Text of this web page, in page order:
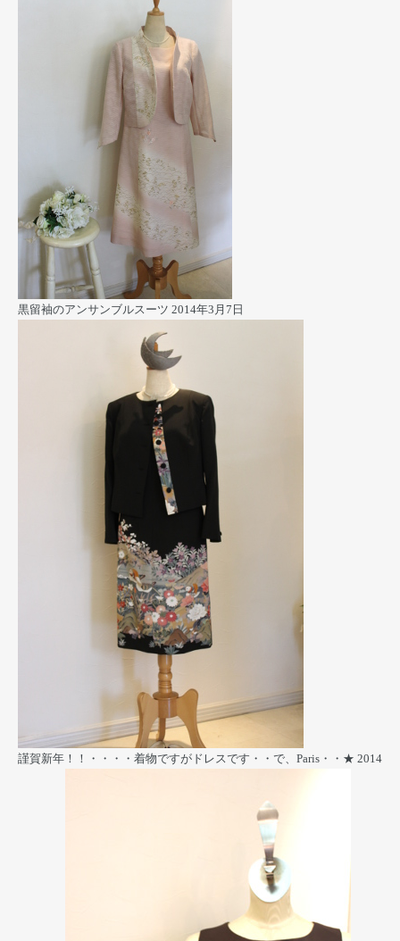
黒留袖のアンサンブルスーツ 2014年3月7日
謹賀新年！！・・・・着物ですがドレスです・・で、Paris・・★ 2014